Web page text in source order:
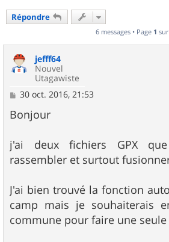
Répondre
6 messages • Page 1 sur
jefff64
Nouvel
Utagawiste
M
s
s
g
e
30 oct. 2016, 21:53
Bonjour
j'ai deux fichiers GPX
rassembler et surtout
J'ai bien trouvé la fonction
camp mais je souhaiterais
commune pour faire une